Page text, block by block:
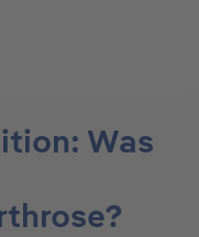
Was